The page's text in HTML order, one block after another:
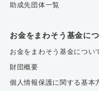
助成先団体一覧
お金をまわそう基金に
お金をまわそう基金につい
財団概要
個人情報保護に関する基本